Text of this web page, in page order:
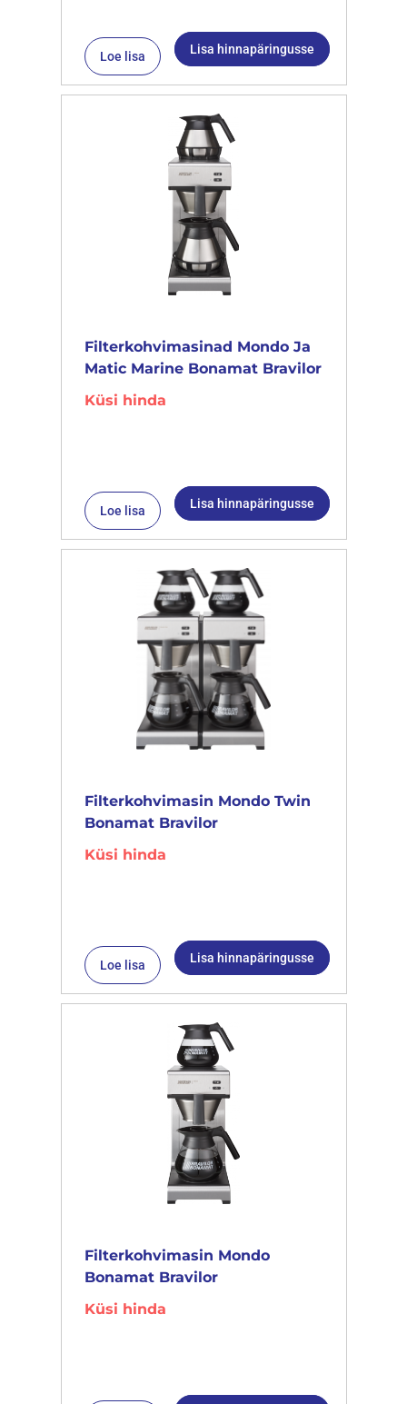
Loe lisa Lisa hinnapäringusse
Filterkohvimasinad Mondo Ja
Matic Marine Bonamat Bravilor
Küsi hinda
Loe lisa Lisa hinnapäringusse
Filterkohvimasin Mondo Twin
Bonamat Bravilor
Küsi hinda
Loe lisa Lisa hinnapäringusse
Filterkohvimasin Mondo
Bonamat Bravilor
Küsi hinda